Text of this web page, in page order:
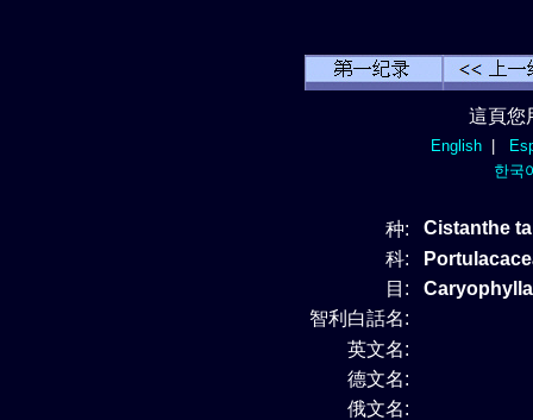
這頁您
English|
한국
种:
Cistanthe
科:
目:
智利白話名:
英文名:
德文名:
俄文名: